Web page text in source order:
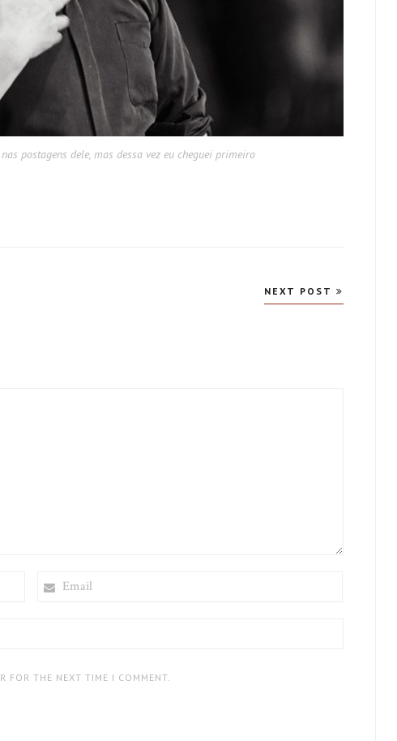
postagens dele, mas dessa vez eu cheguei primeiro
NEXT POST
FOR THE NEXT TIME I COMMENT.